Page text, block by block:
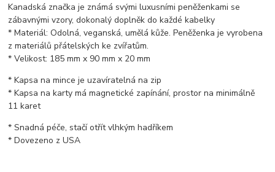
Kanadská značka je známá svými luxusními peněženkami se
zábavnými vzory, dokonalý doplněk do každé kabelky
* Materiál: Odolná, veganská, umělá kůže. Peněženka je vyrobena
z materiálů přátelských ke zvířatům.
* Velikost: 185 mm x 90 mm x 20 mm
* Kapsa na mince je uzavíratelná na zip
* Kapsa na karty má magnetické zapínání, prostor na minimálně
11 karet
* Snadná péče, stačí otřít vlhkým hadříkem
* Dovezeno z USA